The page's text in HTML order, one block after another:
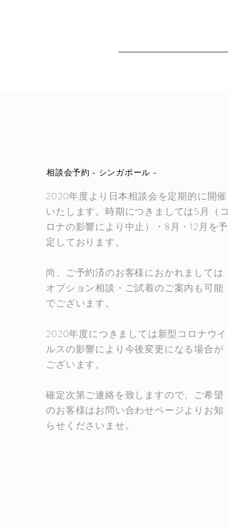
相談会予約 - シンガポール -
2020年度より日本相談会を定期的に開催
いたします。時期につきましては5月（コ
ロナの影響により中止）・8月・12月を予
定しております。
尚、ご予約済のお客様におかれましては
オプション相談・ご試着のご案内も可能
でございます。
2020年度につきましては新型コロナウイ
ルスの影響により今後変更になる場合が
ございます。
確定次第ご連絡を致しますので、ご希望
のお客様はお問い合わせページよりお知
らせくださいませ。